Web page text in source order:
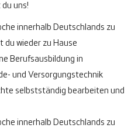
uns!
innerhalb Deutschlands zu
du wieder zu Hause
Berufsausbildung in
und Versorgungstechnik
selbstständig bearbeiten und
innerhalb Deutschlands zu